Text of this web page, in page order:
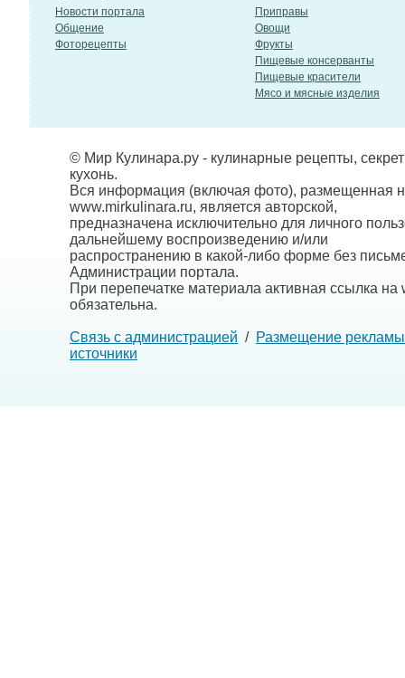
Новости портала
Общение
Фоторецепты
Приправы
Овощи
Фрукты
Пищевые консерванты
Пищевые красители
Мясо и мясные изделия
© Мир Кулинара.ру - кулинарные рецепты,
кухонь.
Вся информация (включая фото), размещенная
www.mirkulinara.ru, является авторской,
предназначена исключительно для личного
дальнейшему воспроизведению и/или
распространению в какой-либо форме без
Администрации портала.
При перепечатке материала активная ссылка на
обязательна.
Связь с администрацией / Размещение рекламы
источники